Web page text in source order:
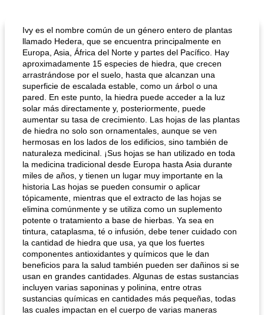
Ivy es el nombre común de un género entero de plantas
llamado Hedera, que se encuentra principalmente en
Europa, Asia, África del Norte y partes del Pacífico. Hay
aproximadamente 15 especies de hiedra, que crecen
arrastrándose por el suelo, hasta que alcanzan una
superficie de escalada estable, como un árbol o una
pared. En este punto, la hiedra puede acceder a la luz
solar más directamente y, posteriormente, puede
aumentar su tasa de crecimiento. Las hojas de las plantas
de hiedra no solo son ornamentales, aunque se ven
hermosas en los lados de los edificios, sino también de
naturaleza medicinal. ¡Sus hojas se han utilizado en toda
la medicina tradicional desde Europa hasta Asia durante
miles de años, y tienen un lugar muy importante en la
historia Las hojas se pueden consumir o aplicar
tópicamente, mientras que el extracto de las hojas se
elimina comúnmente y se utiliza como un suplemento
potente o tratamiento a base de hierbas. Ya sea en
tintura, cataplasma, té o infusión, debe tener cuidado con
la cantidad de hiedra que usa, ya que los fuertes
componentes antioxidantes y químicos que le dan
beneficios para la salud también pueden ser dañinos si se
usan en grandes cantidades. Algunas de estas sustancias
incluyen varias saponinas y polinina, entre otras
sustancias químicas en cantidades más pequeñas, todas
las cuales impactan en el cuerpo de varias maneras